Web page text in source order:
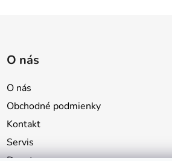
O nás
O nás
Obchodné podmienky
Kontakt
Servis